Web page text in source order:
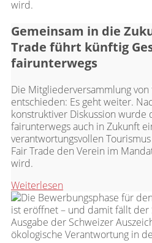
Gemeinsam in die
Trade führt künftig
fairunterwegs
Die Mitgliederversammlung
entschieden: Es geht weiter.
konstruktiver Diskussion wurde
fairunterwegs auch in Zukunft
verantwortungsvollen
Fair Trade den Verein im
wird.
Weiterlesen